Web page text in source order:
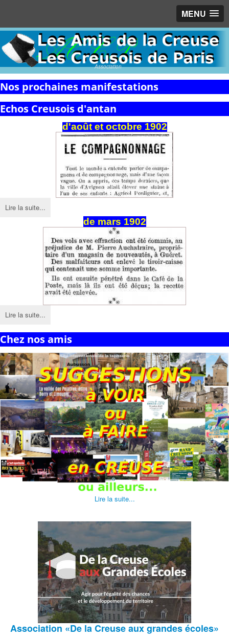
MENU
Association
Nos prochaines manifestations
Echos Creusois d'antan
d'août et octobre 1902
Lire la suite...
de mars 1902
Lire la suite...
Chez nos amis
Lire la suite...
Association «De la Creuse aux grandes écoles»